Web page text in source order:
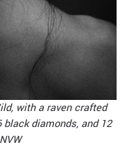
with a raven crafted
diamonds, and 12